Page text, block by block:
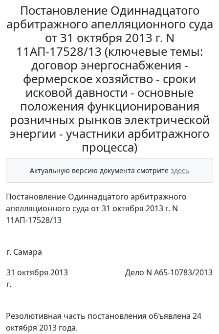
Постановление Одиннадцатого
арбитражного апелляционного суда
от 31 октября 2013 г. N
11АП-17528/13 (ключевые темы:
договор энергоснабжения -
фермерское хозяйство - сроки
исковой давности - основные
положения функционирования
розничных рынков электрической
энергии - участники арбитражного
процесса)
Актуальную версию документа смотрите здесь
Постановление Одиннадцатого арбитражного
апелляционного суда от 31 октября 2013 г. N
11АП-17528/13
г. Самара
31 октября 2013
г.
Дело N А65-10783/2013
Резолютивная часть постановления объявлена 24
октября 2013 года.